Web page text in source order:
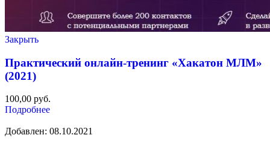
Закрыть
Практический онлайн-тренинг «Хакатон МЛМ»
(2021)
100,00 руб.
Подробнее
Добавлен: 08.10.2021